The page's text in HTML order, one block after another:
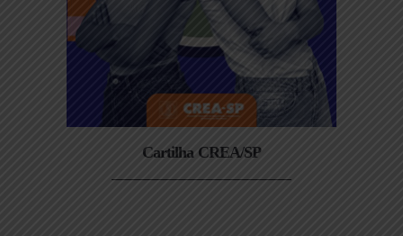
Cartilha CREA/SP